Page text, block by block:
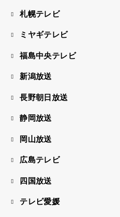
札幌テレビ
ミヤギテレビ
福島中央テレビ
新潟放送
長野朝日放送
静岡放送
岡山放送
広島テレビ
四国放送
テレビ愛媛